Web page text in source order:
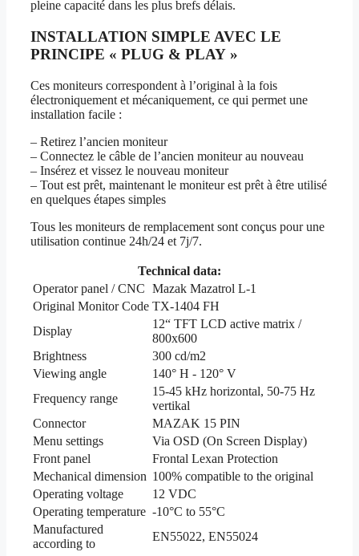
pleine capacité dans les plus brefs délais.
INSTALLATION SIMPLE AVEC LE
PRINCIPE « PLUG & PLAY »
Ces moniteurs correspondent à l’original à la fois
électroniquement et mécaniquement, ce qui permet une
installation facile :
– Retirez l’ancien moniteur
– Connectez le câble de l’ancien moniteur au nouveau
– Insérez et vissez le nouveau moniteur
– Tout est prêt, maintenant le moniteur est prêt à être utilisé
en quelques étapes simples
Tous les moniteurs de remplacement sont conçus pour une
utilisation continue 24h/24 et 7j/7.
Technical data:
Operator panel / CNC Mazak Mazatrol L-1
Original Monitor Code TX-1404 FH
Display
12“ TFT LCD active matrix /
800x600
Brightness
300 cd/m2
Viewing angle
140° H - 120° V
Frequency range
15-45 kHz horizontal, 50-75 Hz
vertikal
Connector
MAZAK 15 PIN
Menu settings
Via OSD (On Screen Display)
Front panel
Frontal Lexan Protection
Mechanical dimension 100% compatible to the original
Operating voltage
12 VDC
Operating temperature -10°C to 55°C
Manufactured
according to
EN55022, EN55024